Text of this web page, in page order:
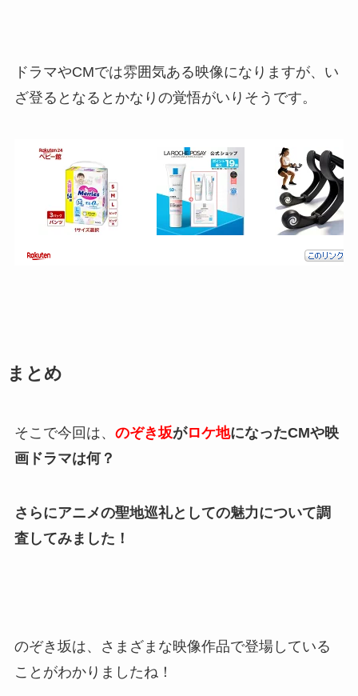
ドラマやCMでは雰囲気ある映像になりますが、い
ざ登るとなるとかなりの覚悟がいりそうです。
まとめ
そこで今回は、 のぞき坂がロケ地になったCMや映
画ドラマは何？
さらにアニメの聖地巡礼としての魅力について調
査してみました！
のぞき坂は、さまざまな映像作品で登場している
ことがわかりましたね！